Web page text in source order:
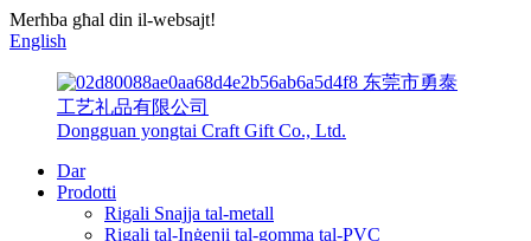
Merħba għal din il-websajt!
English
东莞市勇泰
工艺礼品有限公司
Dongguan yongtai Craft Gift Co., Ltd.
Dar
Prodotti
Rigali Snajja tal-metall
Rigali tal-Inġenji tal-gomma tal-PVC